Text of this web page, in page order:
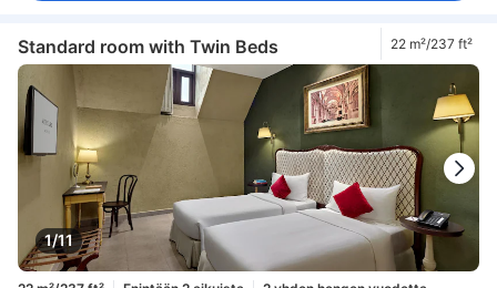
Standard room with Twin Beds 22 m²/237 ft²
1/11